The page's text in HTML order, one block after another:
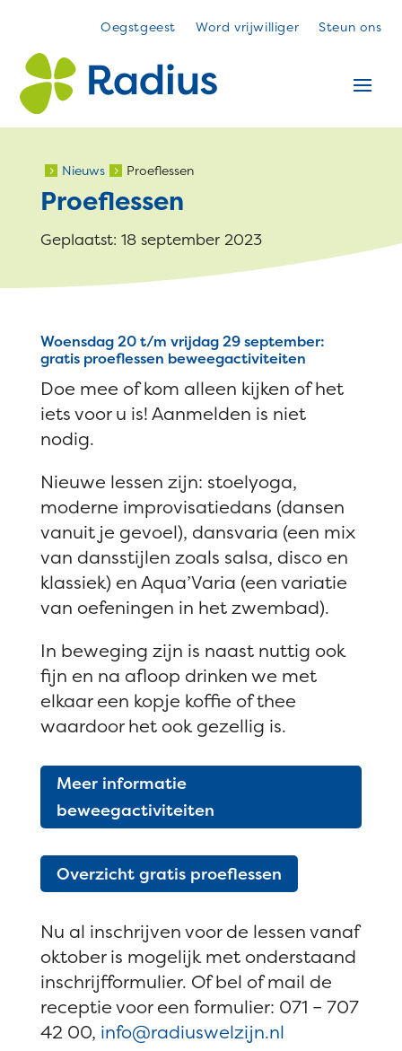
Oegstgeest Word vrijwilliger Steun ons
5 Nieuws 5 Proeflessen
Proeflessen
Geplaatst: 18 september 2023
Woensdag 20 t/m vrijdag 29 september:
gratis proeflessen beweegactiviteiten
Doe mee of kom alleen kijken of het
iets voor u is! Aanmelden is niet
nodig.
Nieuwe lessen zijn: stoelyoga,
moderne improvisatiedans (dansen
vanuit je gevoel), dansvaria (een mix
van dansstijlen zoals salsa, disco en
klassiek) en Aqua’Varia (een variatie
van oefeningen in het zwembad).
In beweging zijn is naast nuttig ook
fijn en na afloop drinken we met
elkaar een kopje koffie of thee
waardoor het ook gezellig is.
Meer informatie
beweegactiviteiten
Overzicht gratis proeflessen
Nu al inschrijven voor de lessen vanaf
oktober is mogelijk met onderstaand
inschrijfformulier. Of bel of mail de
receptie voor een formulier: 071 – 707
42 00, info@radiuswelzijn.nl